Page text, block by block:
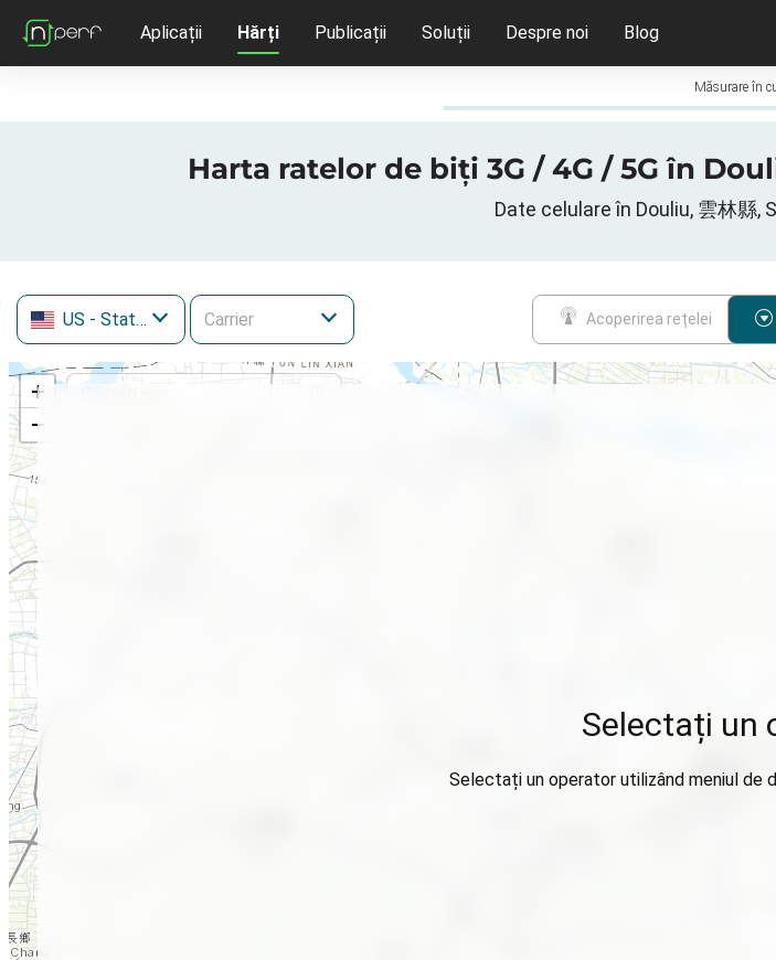
Aplicații Hărți Publicații Soluții Despre noi Blog
Măsurare în
Harta ratelor de biți 3G / 4G / 5G în
Date celulare în Douliu, 雲林縣,
US - Statele Unite ale Americii Acoperirea rețelei
+
−
Selectați un
Selectați un operator utilizând meniul de